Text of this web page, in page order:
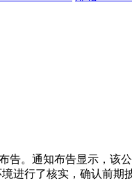
。通知布告显示，该
进行了核实，确认前